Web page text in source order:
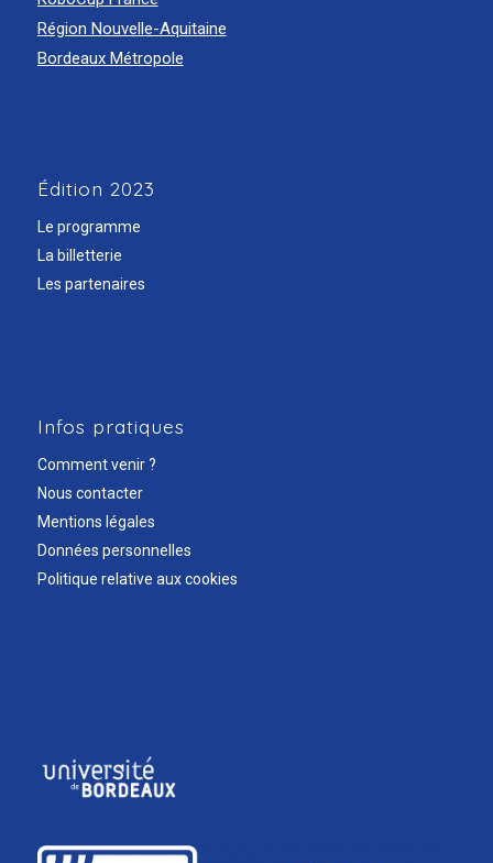
Région Nouvelle-Aquitaine
Bordeaux Métropole
Édition 2023
Le programme
La billetterie
Les partenaires
Infos pratiques
Comment venir ?
Nous contacter
Mentions légales
Données personnelles
Politique relative aux cookies